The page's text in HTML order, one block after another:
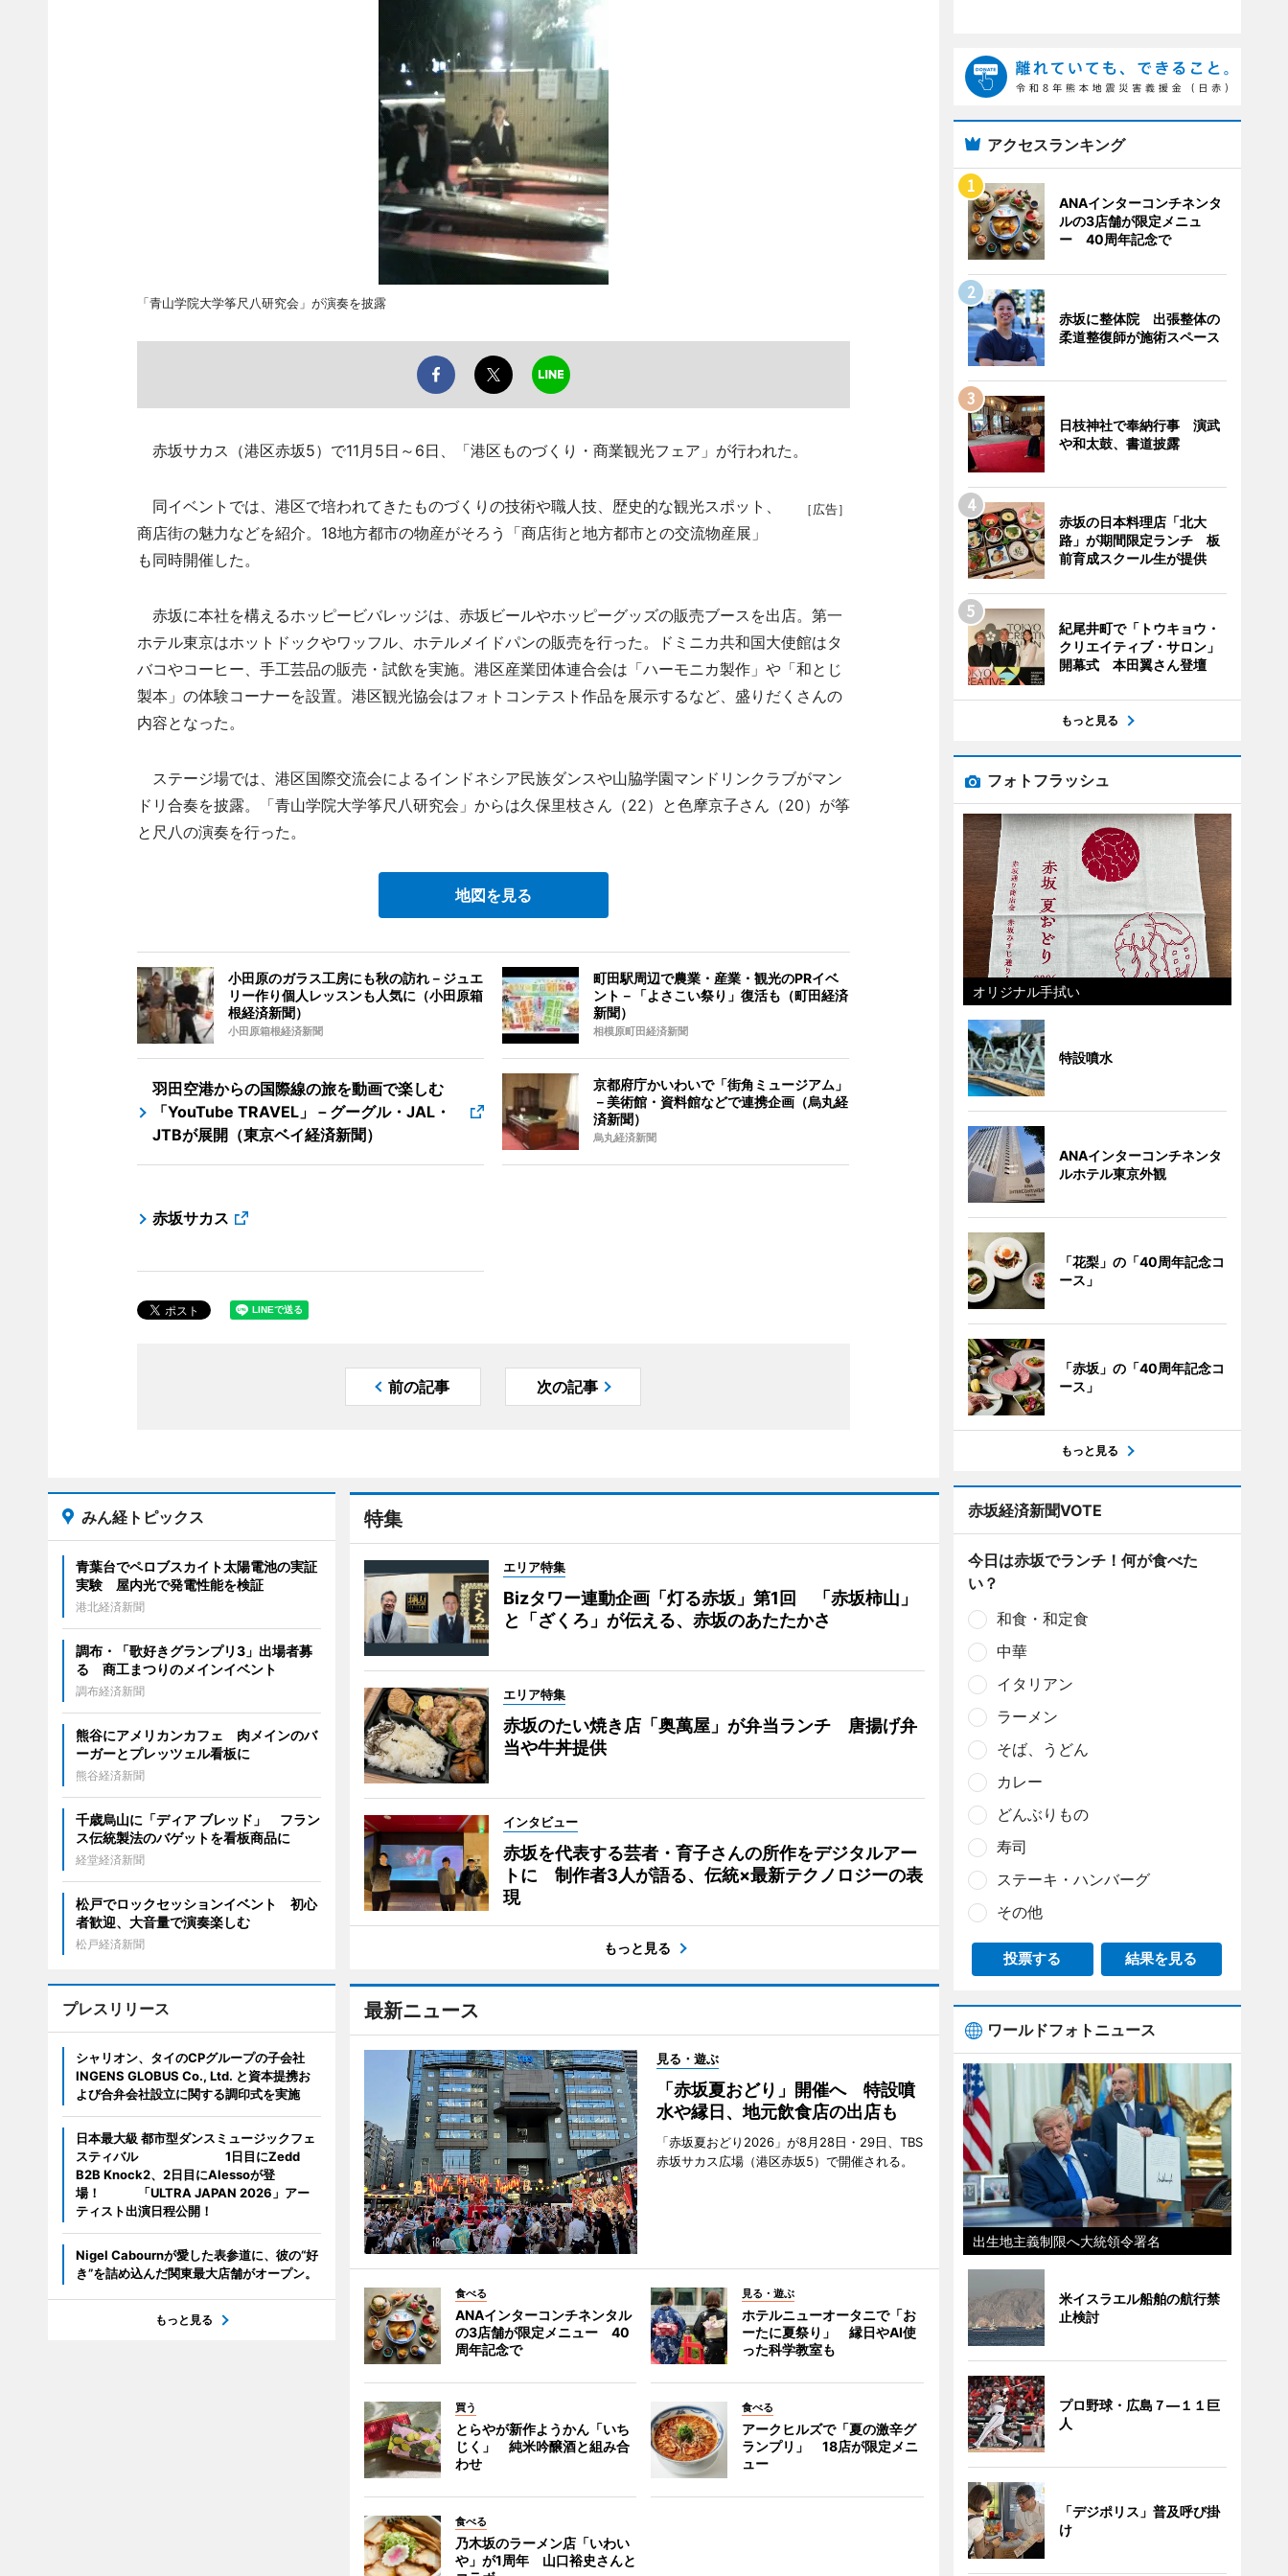
「青山学院大学筝尺八研究会」が演奏を披露
赤坂サカス（港区赤坂5）で11月5日～6日、「港区ものづくり・商業観光フェア」が行われた。
［広告］
同イベントでは、港区で培われてきたものづくりの技術や職人技、歴史的な観光スポット、
商店街の魅力などを紹介。18地方都市の物産がそろう「商店街と地方都市との交流物産展」
も同時開催した。
赤坂に本社を構えるホッピービバレッジは、赤坂ビールやホッピーグッズの販売ブースを出店。第一
ホテル東京はホットドックやワッフル、ホテルメイドパンの販売を行った。ドミニカ共和国大使館はタ
バコやコーヒー、手工芸品の販売・試飲を実施。港区産業団体連合会は「ハーモニカ製作」や「和とじ
製本」の体験コーナーを設置。港区観光協会はフォトコンテスト作品を展示するなど、盛りだくさんの
内容となった。
ステージ場では、港区国際交流会によるインドネシア民族ダンスや山脇学園マンドリンクラブがマン
ドリ合奏を披露。「青山学院大学筝尺八研究会」からは久保里枝さん（22）と色摩京子さん（20）が筝
と尺八の演奏を行った。
地図を見る
小田原のガラス工房にも秋の訪れ－ジュエ
リー作り個人レッスンも人気に（小田原箱
根経済新聞）
小田原箱根経済新聞
町田駅周辺で農業・産業・観光のPRイベ
ント－「よさこい祭り」復活も（町田経済
新聞）
相模原町田経済新聞
羽田空港からの国際線の旅を動画で楽しむ
「YouTube TRAVEL」－グーグル・JAL・
JTBが展開（東京ベイ経済新聞）
京都府庁かいわいで「街角ミュージアム」
－美術館・資料館などで連携企画（烏丸経
済新聞）
烏丸経済新聞
赤坂サカス
前の記事 次の記事
特集
エリア特集
Bizタワー連動企画「灯る赤坂」第1回 「赤坂柿山」
と「ざくろ」が伝える、赤坂のあたたかさ
エリア特集
赤坂のたい焼き店「奥萬屋」が弁当ランチ 唐揚げ弁
当や牛丼提供
インタビュー
赤坂を代表する芸者・育子さんの所作をデジタルアー
トに 制作者3人が語る、伝統×最新テクノロジーの表
現
もっと見る
最新ニュース
見る・遊ぶ
「赤坂夏おどり」開催へ 特設噴
水や縁日、地元飲食店の出店も
「赤坂夏おどり2026」が8月28日・29日、TBS
赤坂サカス広場（港区赤坂5）で開催される。
食べる
ANAインターコンチネンタル
の3店舗が限定メニュー 40
周年記念で
見る・遊ぶ
ホテルニューオータニで「お
ーたに夏祭り」 縁日やAI使
った科学教室も
買う
とらやが新作ようかん「いち
じく」 純米吟醸酒と組み合
わせ
食べる
アークヒルズで「夏の激辛グ
ランプリ」 18店が限定メニ
ュー
食べる
乃木坂のラーメン店「いわい
や」が1周年 山口裕史さんと
みん経トピックス
青葉台でペロブスカイト太陽電池の実証
実験 屋内光で発電性能を検証
港北経済新聞
調布・「歌好きグランプリ3」出場者募
る 商工まつりのメインイベント
調布経済新聞
熊谷にアメリカンカフェ 肉メインのバ
ーガーとプレッツェル看板に
熊谷経済新聞
千歳烏山に「ディア ブレッド」 フラン
ス伝統製法のバゲットを看板商品に
経堂経済新聞
松戸でロックセッションイベント 初心
者歓迎、大音量で演奏楽しむ
松戸経済新聞
プレスリリース
シャリオン、タイのCPグループの子会社
INGENS GLOBUS Co., Ltd. と資本提携お
よび合弁会社設立に関する調印式を実施
日本最大級 都市型ダンスミュージックフェ
スティバル 1日目にZedd
B2B Knock2、2日目にAlessoが登
場！ 「ULTRA JAPAN 2026」アー
ティスト出演日程公開！
Nigel Cabournが愛した表参道に、彼の“好
き”を詰め込んだ関東最大店舗がオープン。
もっと見る
アクセスランキング
ANAインターコンチネンタ
ルの3店舗が限定メニュ
ー 40周年記念で
赤坂に整体院 出張整体の
柔道整復師が施術スペース
日枝神社で奉納行事 演武
や和太鼓、書道披露
赤坂の日本料理店「北大
路」が期間限定ランチ 板
前育成スクール生が提供
紀尾井町で「トウキョウ・
クリエイティブ・サロン」
開幕式 本田翼さん登壇
もっと見る
フォトフラッシュ
オリジナル手拭い
特設噴水
ANAインターコンチネンタ
ルホテル東京外観
「花梨」の「40周年記念コ
ース」
「赤坂」の「40周年記念コ
ース」
もっと見る
赤坂経済新聞VOTE
今日は赤坂でランチ！何が食べた
い？
和食・和定食
中華
イタリアン
ラーメン
そば、うどん
カレー
どんぶりもの
寿司
ステーキ・ハンバーグ
その他
投票する 結果を見る
ワールドフォトニュース
出生地主義制限へ大統領令署名
米イスラエル船舶の航行禁
止検討
プロ野球・広島７―１１巨
人
「デジポリス」普及呼び掛
け